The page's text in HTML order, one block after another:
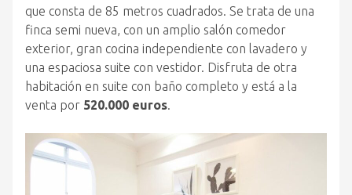
que consta de 85 metros cuadrados. Se trata de una
finca semi nueva, con un amplio salón comedor
exterior, gran cocina independiente con lavadero y
una espaciosa suite con vestidor. Disfruta de otra
habitación en suite con baño completo y está a la
venta por 520.000 euros.